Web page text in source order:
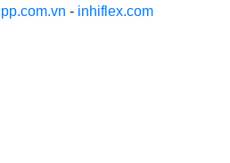
- inhiflex.com